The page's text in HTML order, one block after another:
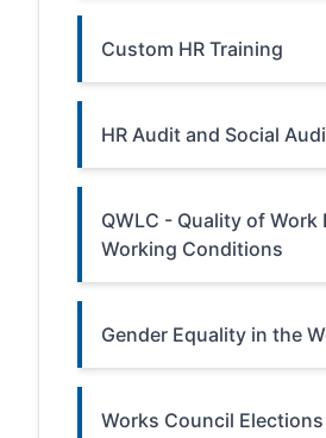
Custom HR Training
HR Audit and Social
QWLC - Quality of Work
Working Conditions
Gender Equality in the
Works Council Elections